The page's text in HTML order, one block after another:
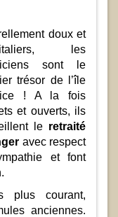
doux et
les
sont le
trésor de l’île
! A la fois
et ouverts, ils
le retraité
avec respect
et font
plus courant,
anciennes.